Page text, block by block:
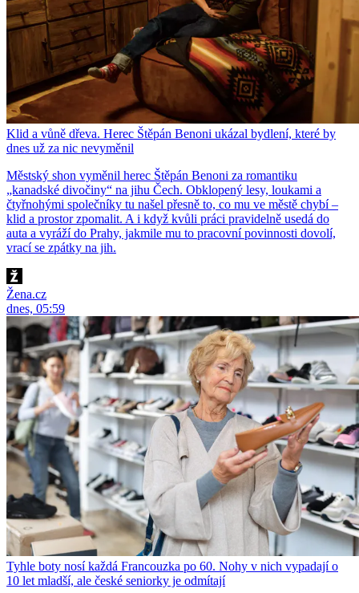
Klid a vůně dřeva. Herec Štěpán Benoni ukázal bydlení, které by
dnes už za nic nevyměnil
Městský shon vyměnil herec Štěpán Benoni za romantiku
„kanadské divočiny“ na jihu Čech. Obklopený lesy, loukami a
čtyřnohými společníky tu našel přesně to, co mu ve městě chybí –
klid a prostor zpomalit. A i když kvůli práci pravidelně usedá do
auta a vyráží do Prahy, jakmile mu to pracovní povinnosti dovolí,
vrací se zpátky na jih.
Žena.cz
dnes, 05:59
Tyhle boty nosí každá Francouzka po 60. Nohy v nich vypadají o
10 let mladší, ale české seniorky je odmítají